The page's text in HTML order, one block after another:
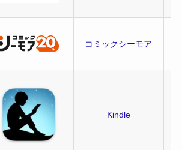
コミックシーモア
Kindle